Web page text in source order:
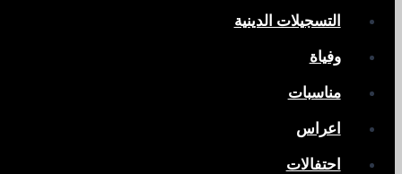
التسجيلات الدينية
وفياة
مناسبات
اعراس
احتفالات